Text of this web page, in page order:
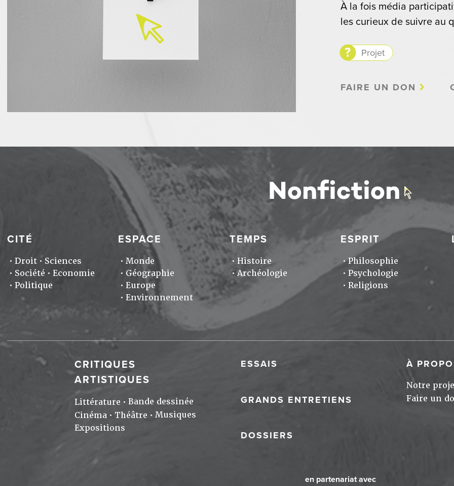
À la fois média
les curieux de suivre au
Projet
FAIRE UN DON
CITÉ
Droit
Sciences
Société
Economie
Politique
ESPACE
Monde
Géographie
Europe
Environnement
TEMPS
Histoire
Archéologie
ESPRIT
Philosophie
Psychologie
Religions
CRITIQUES
ARTISTIQUES
Littérature
Bande dessinée
Cinéma
Théâtre
Musiques
Expositions
ESSAIS
GRANDS ENTRETIENS
DOSSIERS
À
Notre
Faire un
en partenariat avec